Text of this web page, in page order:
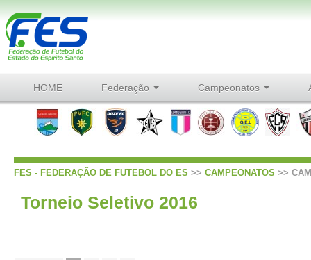
HOME Federação Campeonatos
FES - FEDERAÇÃO DE FUTEBOL DO ES >> CAMPEONATOS >>
Torneio Seletivo 2016